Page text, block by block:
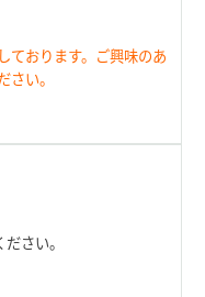
ております。ご興味のあ
い。
さい。